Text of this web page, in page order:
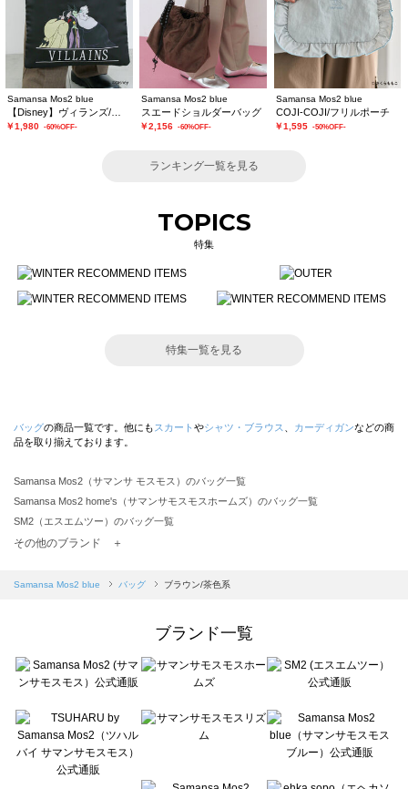
Samansa Mos2 blue
￥1,980 -60%OFF-
Samansa Mos2 blue
スエードショルダーバッグ
￥2,156 -60%OFF-
Samansa Mos2 blue
COJI-COJI/フリルポーチ
￥1,595 -50%OFF-
ランキング一覧を見る
TOPICS
特集
特集一覧を見る
バッグの商品一覧です。他にも スカート やシャツ・ブラウス カーディガンなどの商
品を取り揃えております。
Samansa Mos2（サマンサ モスモス）のバッグ一覧
Samansa Mos2 home's（サマンサモスモスホームズ）のバッグ一覧
SM2（エスエムツー）のバッグ一覧
TSUHARU by Samansa Mos2（ツハルバイサマンサモスモス）のバッグ一覧
Samansa Mos2 blue（サマンサモスモス ブルー）のバッグ一覧
sō4ū（ソウフォーユー）のバッグ一覧
Te chichi（テチチ）のバッグ一覧
Te chichi CLASSIC（テチチ クラシック）のバッグ一覧
Lugnoncure（ルノンキュール）のバッグ一覧
BETTY'S BLUE（べティーズブルー）のバッグ一覧
Wpc.（ワールドパーティー）のバッグ一覧
その他のブランド ＋
Samansa Mos2 blue バッグ ブラウン/茶色系
ブランド一覧